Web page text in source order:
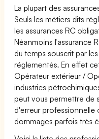
La plupart des
Seuls les métiers dits
les assurances RC
Néanmoins l'assurance
du temps souscrit par
réglementés. En effet
Opérateur extérieur /
industries
peut vous permettre de
d'erreur professionnelle
dommages parfois très